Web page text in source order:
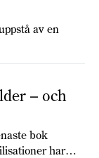
av en
– och
bok
har